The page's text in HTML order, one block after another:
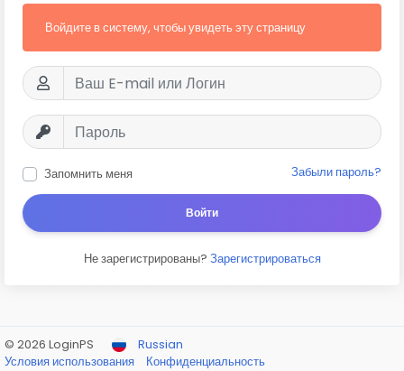
Войдите в систему, чтобы увидеть эту страницу
Запомнить меня Забыли пароль?
Войти
Не зарегистрированы? Зарегистрироваться
© 2026 LoginPS
Russian
Условия использования
Конфиденциальность